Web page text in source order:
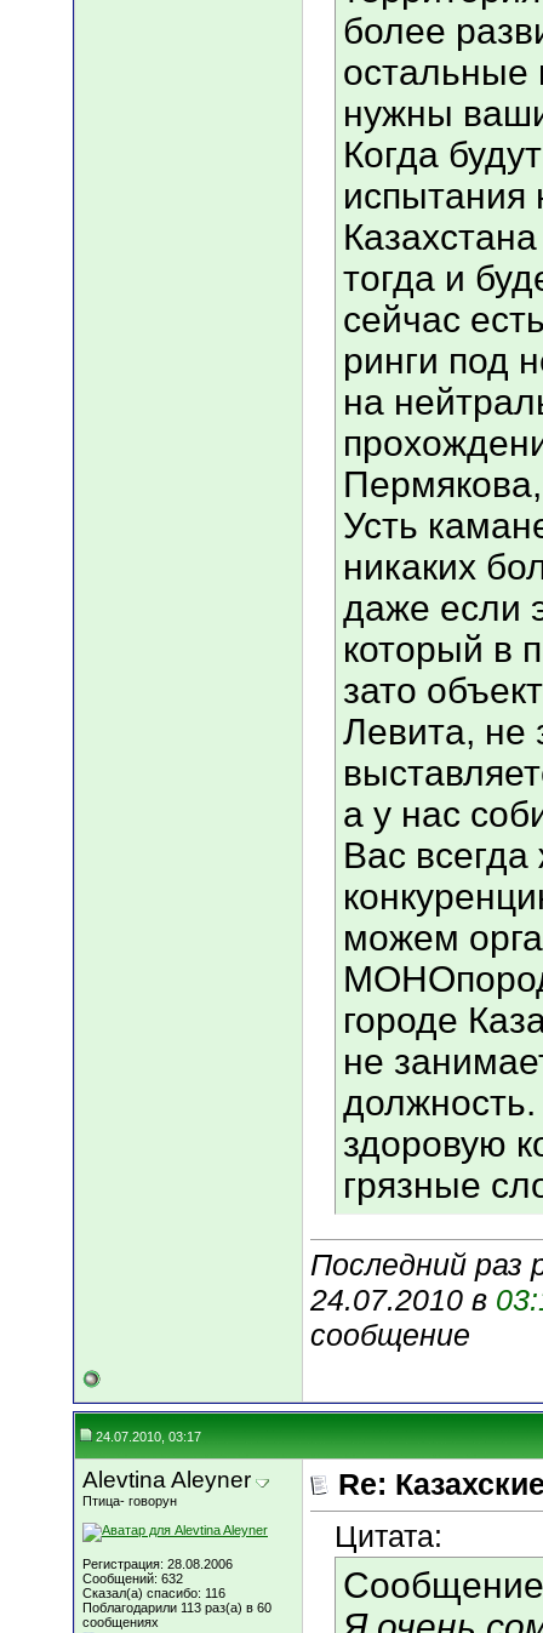
более
остальные
нужны
Когда
испытания
тогда и
сейчас
ринги под
на
Усть
никаких
даже если
который в
зато
Левита, не
а у нас
Вас
можем
городе
не
здоровую
грязные
Последний раз
24.07.2010 в
сообщение
24.07.2010, 03:17
Alevtina Aleyner
Птица- говорун
Регистрация: 28.08.2006
Сообщений: 632
Сказал(а) спасибо: 116
Поблагодарили 113 раз(а) в 60
сообщениях
Re:
Цитата: